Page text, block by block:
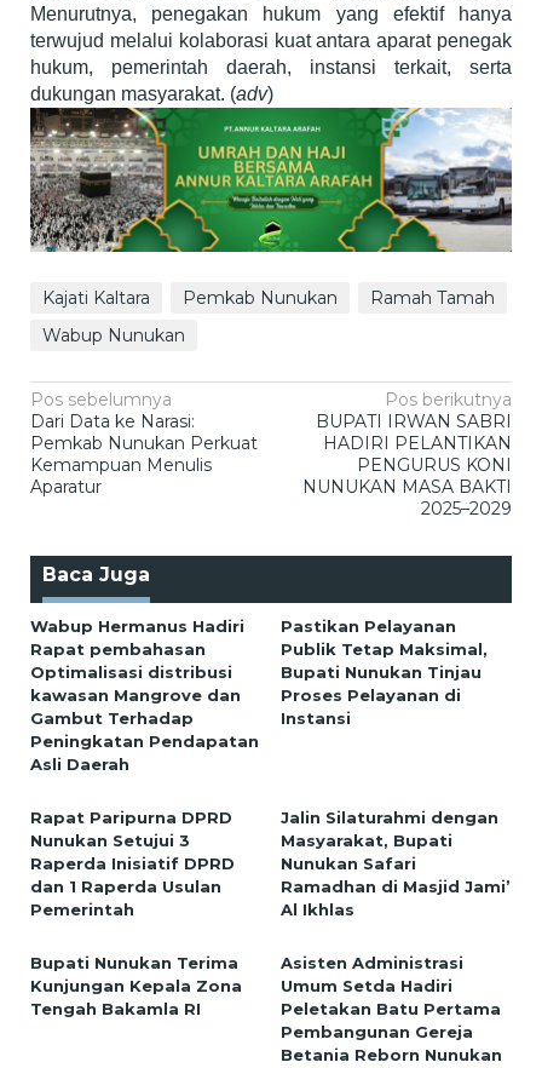
Menurutnya, penegakan hukum yang efektif hanya
terwujud melalui kolaborasi kuat antara aparat penegak
hukum, pemerintah daerah, instansi terkait, serta
dukungan masyarakat. (adv)
Kajati Kaltara Pemkab Nunukan
Ramah Tamah
Wabup Nunukan
Navigasi
pos
Pos sebelumnya
Dari Data ke Narasi:
Pemkab Nunukan Perkuat
Kemampuan Menulis
Aparatur
Pos berikutnya
BUPATI IRWAN SABRI
HADIRI PELANTIKAN
PENGURUS KONI
NUNUKAN MASA BAKTI
2025–2029
Baca Juga
Wabup Hermanus Hadiri
Rapat pembahasan
Optimalisasi distribusi
kawasan Mangrove dan
Gambut Terhadap
Peningkatan Pendapatan
Asli Daerah
Pastikan Pelayanan
Publik Tetap Maksimal,
Bupati Nunukan Tinjau
Proses Pelayanan di
Instansi
Rapat Paripurna DPRD
Nunukan Setujui 3
Raperda Inisiatif DPRD
dan 1 Raperda Usulan
Pemerintah
Jalin Silaturahmi dengan
Masyarakat, Bupati
Nunukan Safari
Ramadhan di Masjid Jami’
Al Ikhlas
Bupati Nunukan Terima
Kunjungan Kepala Zona
Tengah Bakamla RI
Asisten Administrasi
Umum Setda Hadiri
Peletakan Batu Pertama
Pembangunan Gereja
Betania Reborn Nunukan